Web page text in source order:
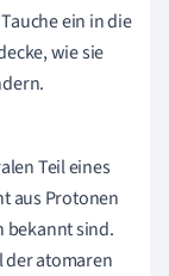
ein in die
wie sie
Teil eines
aus Protonen
bekannt sind.
der atomaren